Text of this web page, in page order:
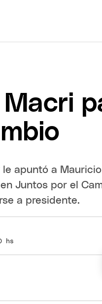
le apuntó a
Juntos por el
a presidente.
hs